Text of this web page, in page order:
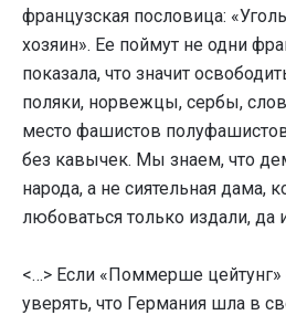
французская пословица:
хозяин». Ее поймут не одни
показала, что значит
поляки, норвежцы, сербы,
место фашистов
без кавычек. Мы знаем, что
народа, а не сиятельная дама,
любоваться только издали, да
<…> Если «Поммерше цейтунг»
уверять, что Германия шла в